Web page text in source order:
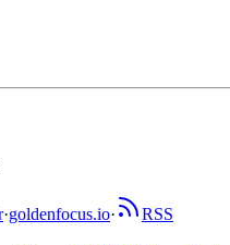
·goldenfocus.io· RSS